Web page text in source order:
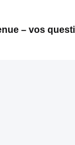
– vos